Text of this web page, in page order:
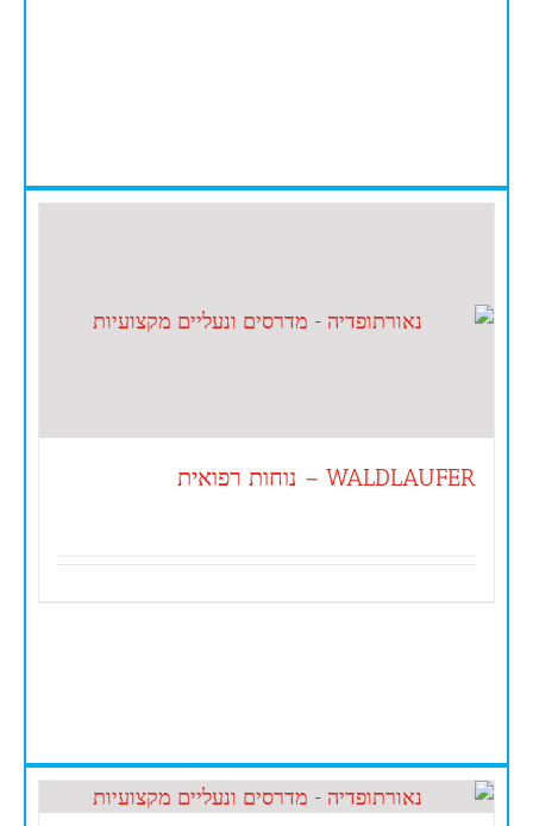
WALDLAUFER – נוחות רפואית